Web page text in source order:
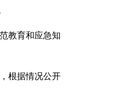
教育和应急知
根据情况公开